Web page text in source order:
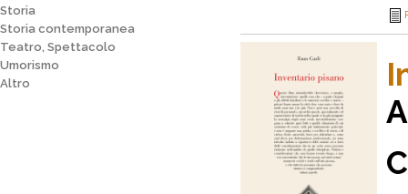
Storia
Storia contemporanea
Teatro, Spettacolo
Umorismo
Altro